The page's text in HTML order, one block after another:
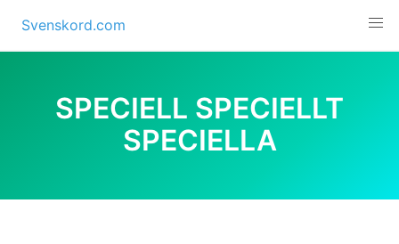
content
Svenskord.com
SPECIELL SPECIELLT
SPECIELLA